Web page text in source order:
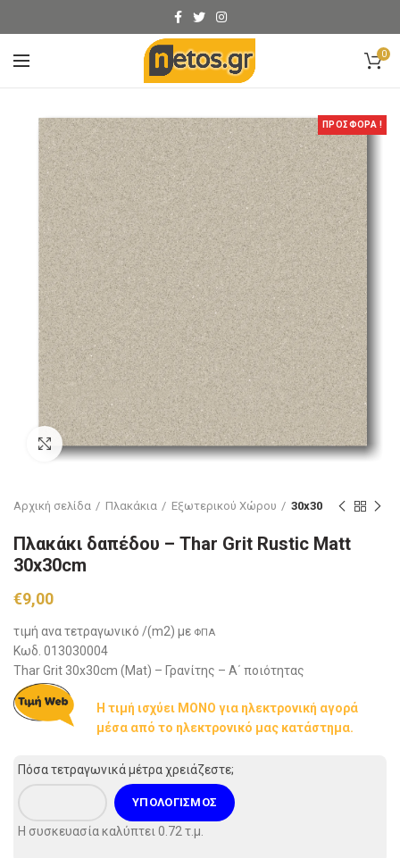
0
ΠΡΟΣΦΟΡΑ !
Click to enlarge
Αρχική σελίδα Πλακάκια Εξωτερικού Χώρου 30x30
Πλακάκι δαπέδου – Thar Grit Rustic Matt
30x30cm
€9,00
τιμή ανα τετραγωνικό /(m2) με ΦΠΑ
Κωδ. 013030004
Thar Grit 30x30cm (Mat) – Γρανίτης – Α΄ ποιότητας
Η τιμή ισχύει ΜΟΝΟ για ηλεκτρονική αγορά
μέσα από το ηλεκτρονικό μας κατάστημα.
Πόσα τετραγωνικά μέτρα χρειάζεστε;
ΥΠΟΛΟΓΙΣΜΌΣ
Η συσκευασία καλύπτει 0.72 τ.μ.